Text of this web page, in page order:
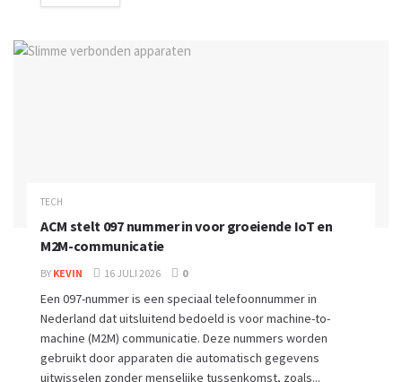
TECH
ACM stelt 097 nummer in voor groeiende IoT en
M2M-communicatie
BY KEVIN 16 JULI 2026 0
Een 097-nummer is een speciaal telefoonnummer in
Nederland dat uitsluitend bedoeld is voor machine-to-
machine (M2M) communicatie. Deze nummers worden
gebruikt door apparaten die automatisch gegevens
uitwisselen zonder menselijke tussenkomst, zoals...